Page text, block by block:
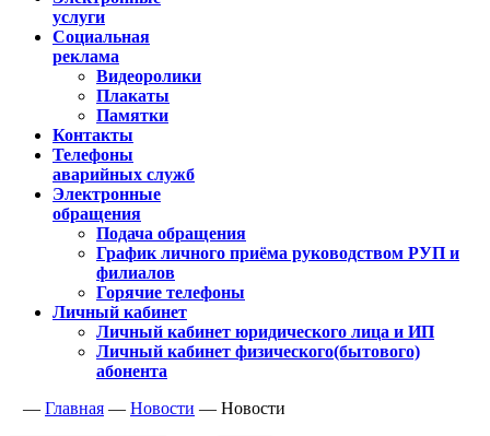
услуги
Социальная
реклама
Видеоролики
Плакаты
Памятки
Контакты
Телефоны
аварийных служб
Электронные
обращения
Подача обращения
График личного приёма руководством РУП и
филиалов
Горячие телефоны
Личный кабинет
Личный кабинет юридического лица и ИП
Личный кабинет физического(бытового)
абонента
— Главная — Новости — Новости